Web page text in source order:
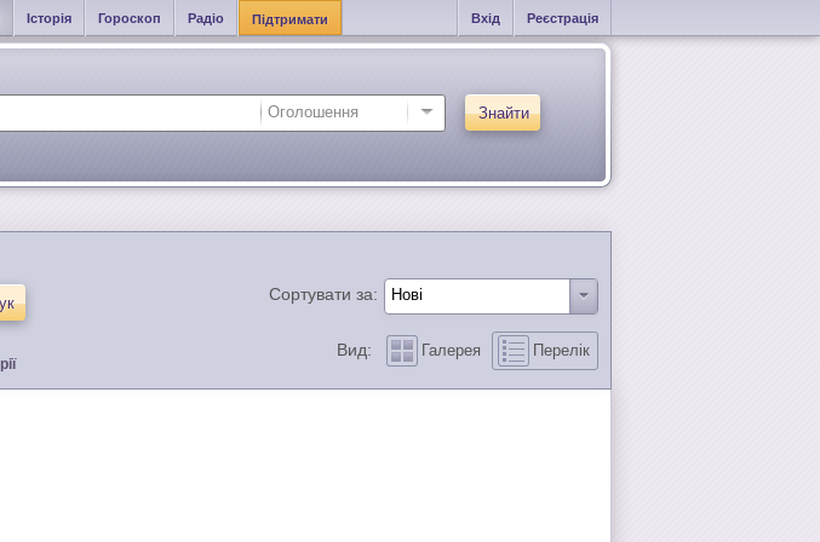
Історія Гороскоп Радіо Підтримати Вхід Реєстрація
Знайти
Сортувати за:
Вид: Галерея Перелік